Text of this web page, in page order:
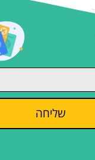
שליחה